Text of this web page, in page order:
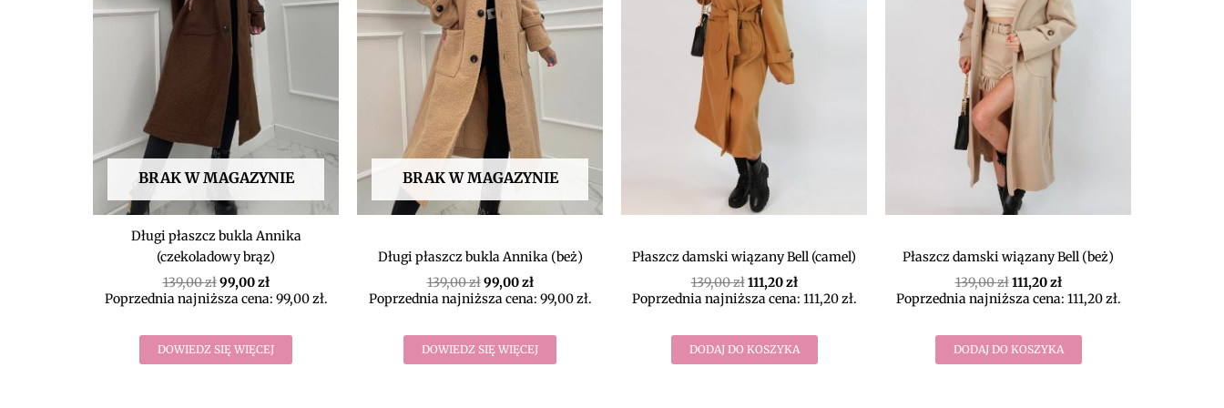
BRAK W MAGAZYNIE
Długi płaszcz bukla Annika
(czekoladowy brąz)
139,00zł99,00zł
Poprzednia najniższa cena: 99,00zł.
DOWIEDZ SIĘ WIĘCEJ
BRAK W MAGAZYNIE
Długi płaszcz bukla Annika (beż)
139,00zł99,00zł
Poprzednia najniższa cena: 99,00zł.
DOWIEDZ SIĘ WIĘCEJ
Płaszcz damski wiązany Bell (camel)
139,00zł111,20zł
Poprzednia najniższa cena: 111,20zł.
DODAJ DO KOSZYKA
Płaszcz damski wiązany Bell (beż)
139,00zł111,20zł
Poprzednia najniższa cena: 111,20zł.
DODAJ DO KOSZYKA